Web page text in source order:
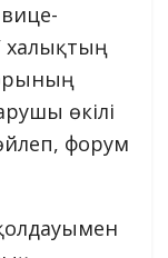
халықтың
өкілі
форум